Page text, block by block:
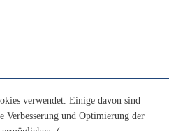
verwendet. Einige davon sind
Verbesserung und Optimierung der